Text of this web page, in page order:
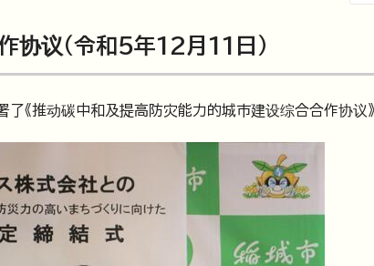
协议（令和5年12月11日）
推动碳中和及提高防灾能力的城市建设综合合作协议》